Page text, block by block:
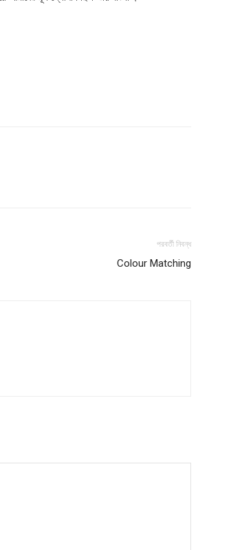
পরবর্তী নিবন্ধ
Colour Matching